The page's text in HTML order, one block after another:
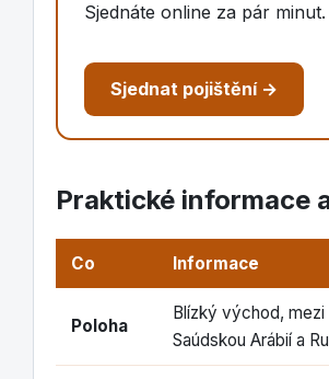
Sjednáte online za pár minut.
Sjednat pojištění →
Praktické informace
Co Informace
Poloha
Blízký východ, mezi
Saúdskou Arábií a